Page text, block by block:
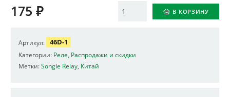
Количество В КОРЗИНУ
175 ₽
Артикул: 46D-1
Категории: Реле Распродажи и скидки
Метки:Songle Relay Китай